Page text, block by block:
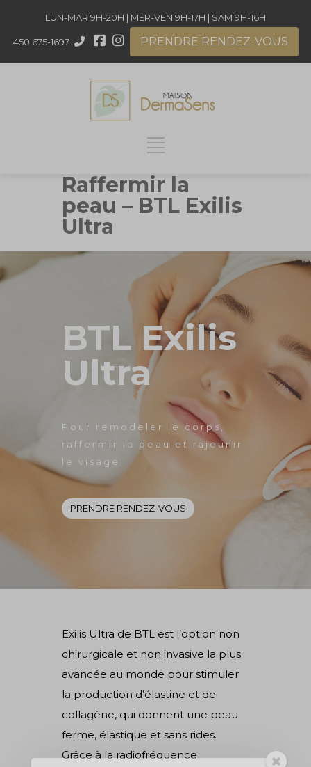
LUN-MAR 9H-20H | MER-VEN 9H-17H | SAM 9H-16H
450 675-1697 PRENDRE RENDEZ-VOUS
Raffermir la
peau – BTL Exilis
Ultra
BTL Exilis
Ultra
Pour remodeler le corps,
raffermir la peau et rajeunir
le visage
PRENDRE RENDEZ-VOUS
Exilis Ultra de BTL est l’option non
chirurgicale et non invasive la plus
avancée au monde pour stimuler
la production d’élastine et de
collagène, qui donnent une peau
ferme, élastique et sans rides.
Grâce à la radiofréquence